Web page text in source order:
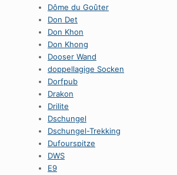
Dôme du Goûter
Don Det
Don Khon
Don Khong
Dooser Wand
doppellagige Socken
Dorfpub
Drakon
Drilite
Dschungel
Dschungel-Trekking
Dufourspitze
DWS
E9